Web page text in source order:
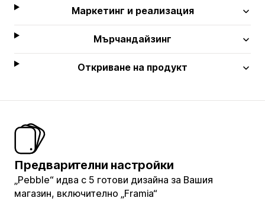
Маркетинг и реализация
Мърчандайзинг
Откриване на продукт
Предварителни настройки
„Pebble“ идва с 5 готови дизайна за Вашия
магазин, включително „Framia“